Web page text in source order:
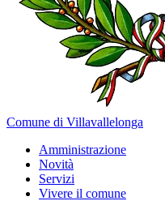
Comune di Villavallelonga
Amministrazione
Novità
Servizi
Vivere il comune